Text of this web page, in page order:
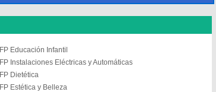
FP Educación Infantil
FP Instalaciones Eléctricas y Automáticas
FP Dietética
FP Estética y Belleza